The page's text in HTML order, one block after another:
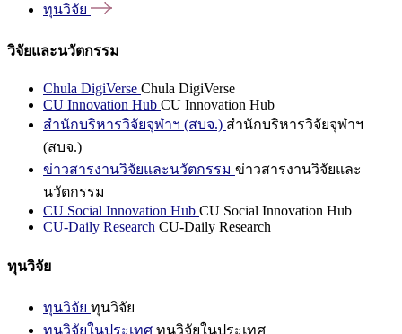
ทุนวิจัย
วิจัยและนวัตกรรม
Chula DigiVerse Chula DigiVerse
CU Innovation Hub CU Innovation Hub
สำนักบริหารวิจัยจุฬาฯ (สบจ.) สำนักบริหารวิจัยจุฬาฯ
(สบจ.)
ข่าวสารงานวิจัยและนวัตกรรม ข่าวสารงานวิจัยและ
นวัตกรรม
CU Social Innovation Hub CU Social Innovation Hub
CU-Daily Research CU-Daily Research
ทุนวิจัย
ทุนวิจัย ทุนวิจัย
ทุนวิจัยในประเทศ ทุนวิจัยในประเทศ